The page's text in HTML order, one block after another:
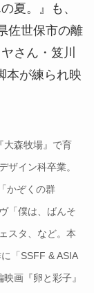
夏。』も、
佐世保市の離
さん・笈川
本が練られ映
大森牧場』で育
ザイン科卒業。
かぞくの群
「僕は、ばんそ
スタ、など。本
「SSFF & ASIA
画『卵と彩子』